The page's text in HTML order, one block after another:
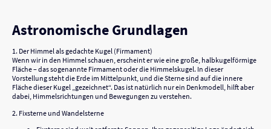
Astronomische Grundlagen
1. Der Himmel als gedachte Kugel (Firmament)
Wenn wir in den Himmel schauen, erscheint er wie eine große, halbkugelförmige
Fläche – das sogenannte Firmament oder die Himmelskugel. In dieser
Vorstellung steht die Erde im Mittelpunkt, und die Sterne sind auf die innere
Fläche dieser Kugel „gezeichnet“. Das ist natürlich nur ein Denkmodell, hilft aber
dabei, Himmelsrichtungen und Bewegungen zu verstehen.
2. Fixsterne und Wandelsterne